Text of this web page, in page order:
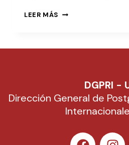
LEER MÁS
DGPRI -
Dirección General de